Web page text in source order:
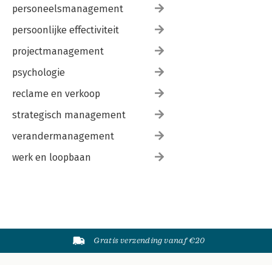
personeelsmanagement
persoonlijke effectiviteit
projectmanagement
psychologie
reclame en verkoop
strategisch management
verandermanagement
werk en loopbaan
Gratis verzending vanaf €20